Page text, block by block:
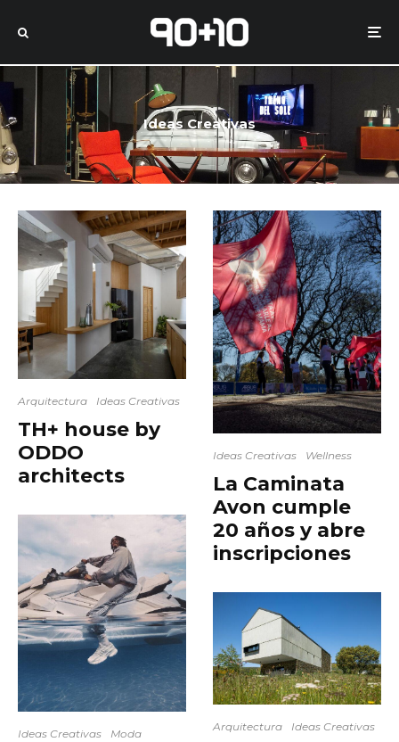
Ideas Creativas
Arquitectura Ideas Creativas
TH+ house by
ODDO
architects
Ideas Creativas Moda
Ideas Creativas Wellness
La Caminata
Avon cumple
20 años y abre
inscripciones
Arquitectura Ideas Creativas